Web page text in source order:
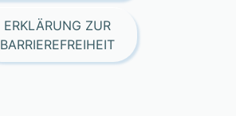
ERKLÄRUNG ZUR
BARRIEREFREIHEIT